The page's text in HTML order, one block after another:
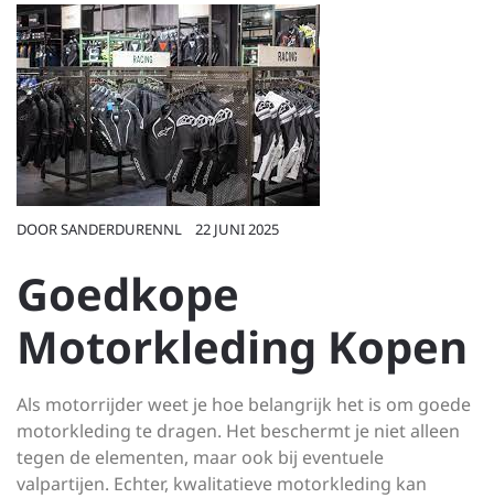
DOORSANDERDURENNL 22 JUNI 2025
Goedkope
Motorkleding Kopen
Als motorrijder weet je hoe belangrijk het is om goede
motorkleding te dragen. Het beschermt je niet alleen
tegen de elementen, maar ook bij eventuele
valpartijen. Echter, kwalitatieve motorkleding kan